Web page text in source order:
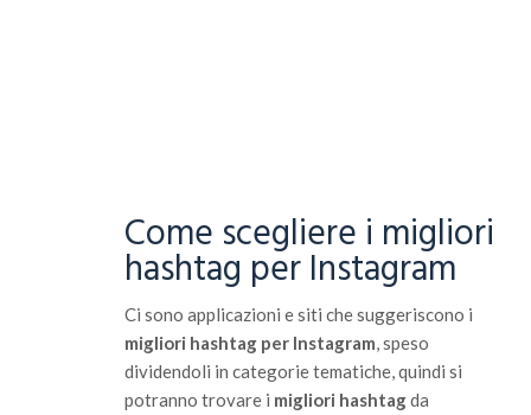
Come scegliere i migliori
hashtag per Instagram
Ci sono applicazioni e siti che suggeriscono i
migliori hashtag per Instagram, speso
dividendoli in categorie tematiche, quindi si
potranno trovare i migliori hashtagda